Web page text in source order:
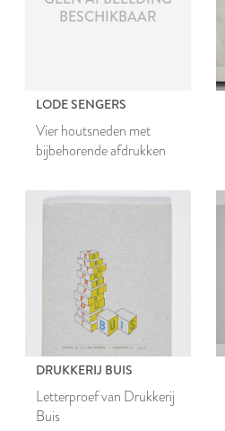
BESCHIKBAAR
LODE SENGERS
Vier houtsneden met
bijbehorende afdrukken
DRUKKERIJ BUIS
Letterproef van Drukkerij
Buis